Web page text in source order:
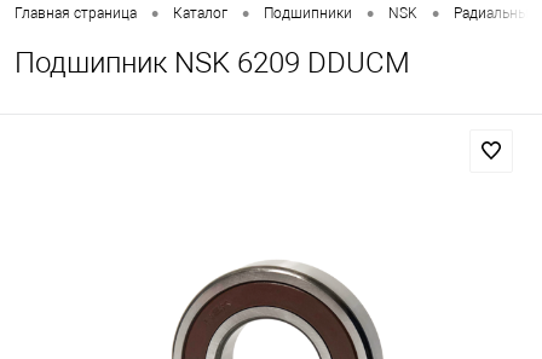
Главная страница • Каталог • Подшипники • NSK •
Подшипник NSK 6209 DDUCM